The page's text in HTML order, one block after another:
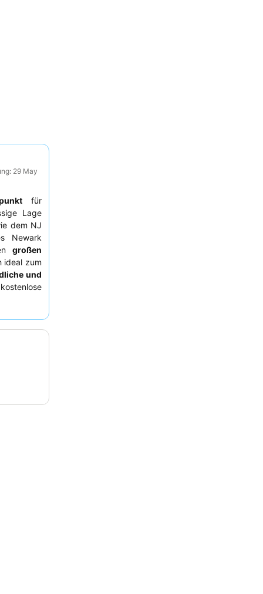
29 May
für
Lage
dem NJ
Newark
großen
ideal zum
und